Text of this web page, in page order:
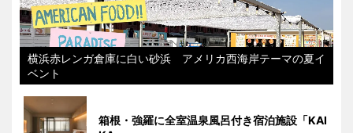
横浜赤レンガ倉庫に白い砂浜 アメリカ西海岸テーマの夏イ
ベント
箱根・強羅に全室温泉風呂付き宿泊施設「KAI